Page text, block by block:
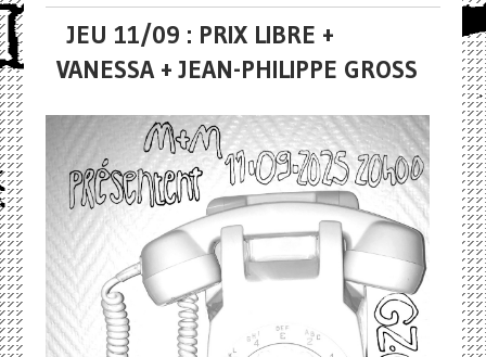
JEU 11/09 : PRIX LIBRE +
VANESSA + JEAN-PHILIPPE GROSS